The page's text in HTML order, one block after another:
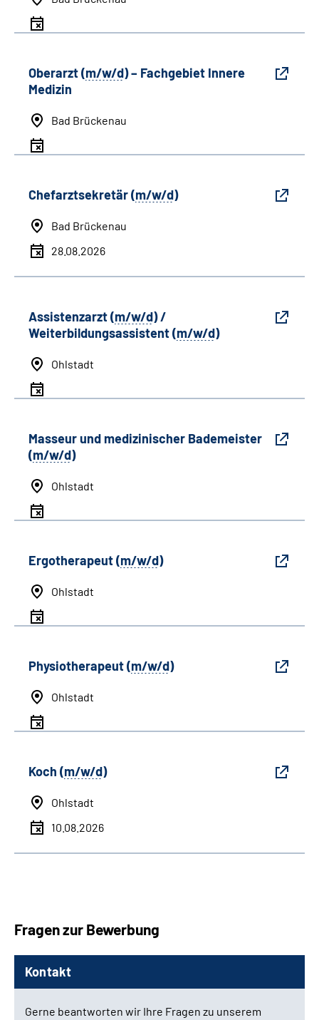
Oberarzt (m/w/d) – Fachgebiet Innere
Medizin
Bad Brückenau
Chefarztsekretär (m/w/d)
Bad Brückenau
28.08.2026
Assistenzarzt (m/w/d) /
Weiterbildungsassistent (m/w/d)
Ohlstadt
Masseur und medizinischer Bademeister
(m/w/d)
Ohlstadt
Ergotherapeut (m/w/d)
Ohlstadt
Physiotherapeut (m/w/d)
Ohlstadt
Koch (m/w/d)
Ohlstadt
10.08.2026
Fragen zur Bewerbung
Kontakt
Gerne beantworten wir Ihre Fragen zu unserem